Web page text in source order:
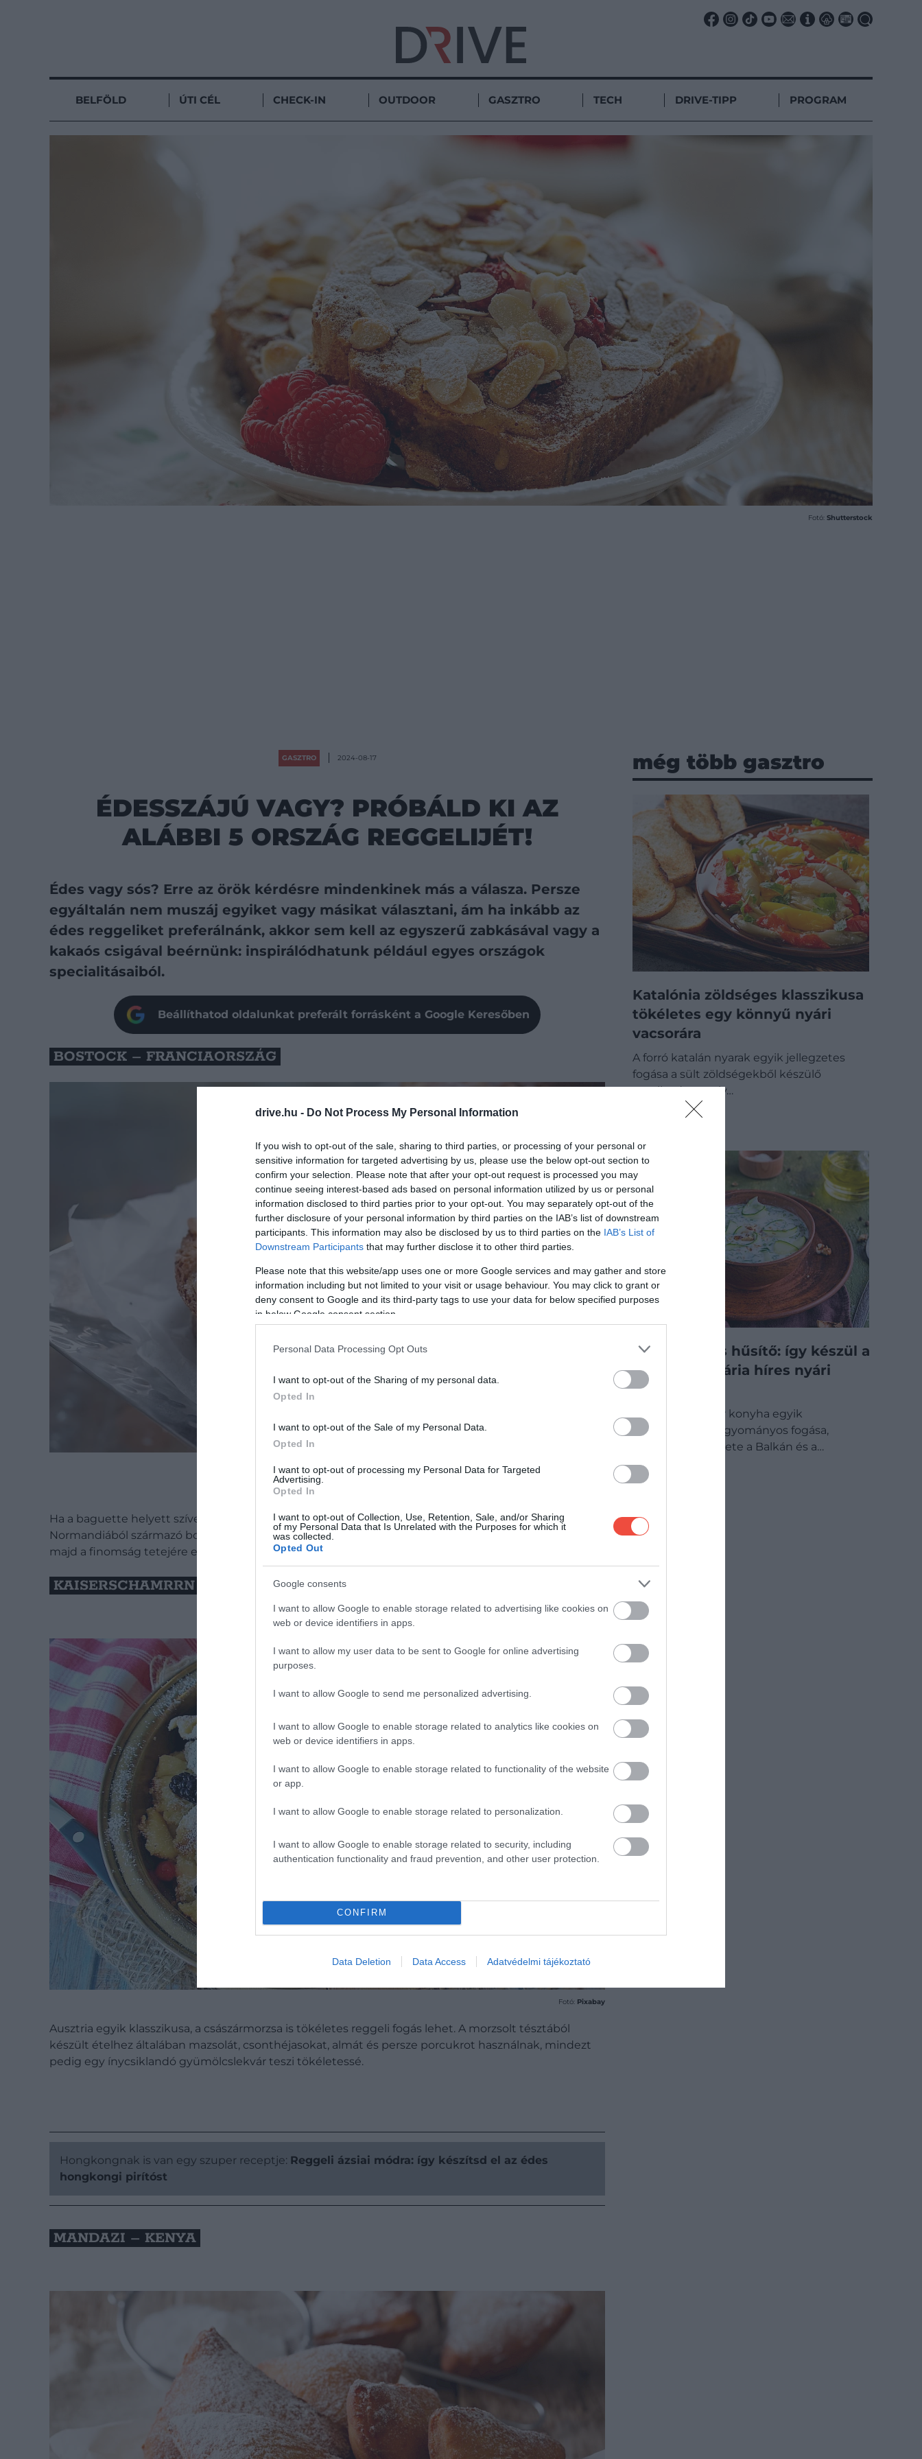
drive.hu - Do Not Process My Personal Information
If you wish to opt-out of the sale, sharing to third parties, or processing of your personal or
sensitive information for targeted advertising by us, please use the below opt-out section to
confirm your selection. Please note that after your opt-out request is processed you may
continue seeing interest-based ads based on personal information utilized by us or personal
information disclosed to third parties prior to your opt-out. You may separately opt-out of the
further disclosure of your personal information by third parties on the IAB’s list of downstream
participants. This information may also be disclosed by us to third parties on the IAB’s List of
Downstream Participants that may further disclose it to other third parties.
Please note that this website/app uses one or more Google services and may gather and store
information including but not limited to your visit or usage behaviour. You may click to grant or
deny consent to Google and its third-party tags to use your data for below specified purposes
in below Google consent section.
Personal Data Processing Opt Outs
I want to opt-out of the Sharing of my personal data.
Opted In
I want to opt-out of the Sale of my Personal Data.
Opted In
I want to opt-out of processing my Personal Data for Targeted
Advertising.
Opted In
I want to opt-out of Collection, Use, Retention, Sale, and/or Sharing
of my Personal Data that Is Unrelated with the Purposes for which it
was collected.
Opted Out
Google consents
I want to allow Google to enable storage related to advertising like cookies on
web or device identifiers in apps.
I want to allow my user data to be sent to Google for online advertising
purposes.
I want to allow Google to send me personalized advertising.
I want to allow Google to enable storage related to analytics like cookies on
web or device identifiers in apps.
I want to allow Google to enable storage related to functionality of the website
or app.
I want to allow Google to enable storage related to personalization.
I want to allow Google to enable storage related to security, including
authentication functionality and fraud prevention, and other user protection.
CONFIRM
Data Deletion Data Access Adatvédelmi tájékoztató
BELFÖLD ÚTI CÉL CHECK-IN OUTDOOR GASZTRO TECH DRIVE-TIPP PROGRAM
Fotó: Shutterstock
GASZTRO 2024-08-17
ÉDESSZÁJÚ VAGY? PRÓBÁLD KI AZ
ALÁBBI 5 ORSZÁG REGGELIJÉT!
Édes vagy sós? Erre az örök kérdésre mindenkinek más a válasza. Persze
egyáltalán nem muszáj egyiket vagy másikat választani, ám ha inkább az
édes reggeliket preferálnánk, akkor sem kell az egyszerű zabkásával vagy a
kakaós csigával beérnünk: inspirálódhatunk például egyes országok
specialitásaiból.
Beállíthatod oldalunkat preferált forrásként a Google Keresőben
BOSTOCK – FRANCIAORSZÁG
Ha a baguette helyett szívesebben reggeliznénk valami édeset, akkor érdemes fontolóra vennünk a
Normandiából származó bostockot. A briósból készülő kalácsot általában valamilyen sziruppal ízesítik,
majd a finomság tetejére egy mandulás habkrémet (frangipane) és mandulaszemeket raknak.
KAISERSCHAMRRN – AUSZTRIA
Fotó: Pixabay
Ausztria egyik klasszikusa, a császármorzsa is tökéletes reggeli fogás lehet. A morzsolt tésztából
készült ételhez általában mazsolát, csonthéjasokat, almát és persze porcukrot használnak, mindezt
pedig egy ínycsiklandó gyümölcslekvár teszi tökéletessé.
Hongkongnak is van egy szuper receptje: Reggeli ázsiai módra: így készítsd el az édes
hongkongi pirítóst
MANDAZI – KENYA
még több gasztro
Katalónia zöldséges klasszikusa
tökéletes egy könnyű nyári
vacsorára
A forró katalán nyarak egyik jellegzetes
fogása a sült zöldségekből készülő
escalivada, amely…
Joghurtos és hűsítő: így készül a
tarator, Bulgária híres nyári
levese
A tarator a bolgár konyha egyik
legismertebb hagyományos fogása,
amelynek története a Balkán és a…
GASZTRO